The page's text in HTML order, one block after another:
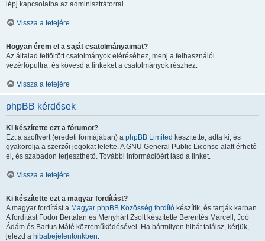
lépj kapcsolatba az adminisztrátorral.
Vissza a tetejére
Hogyan érem el a saját csatolmányaimat?
Az általad feltöltött csatolmányok eléréséhez, menj a felhasználói
vezérlőpultra, és kövesd a linkeket a csatolmányok részhez.
Vissza a tetejére
phpBB kérdések
Ki készítette ezt a fórumot?
Ezt a szoftvert (eredeti formájában) a phpBB Limited készítette, adta ki, és
gyakorolja a szerzői jogokat felette. A GNU General Public License alatt érhető
el, és szabadon terjeszthető. További információért lásd a linket.
Vissza a tetejére
Ki készítette ezt a magyar fordítást?
A magyar fordítást a Magyar phpBB Közösség fordító készítik, és tartják karban.
A fordítást Fodor Bertalan és Menyhárt Zsolt készítette Berentés Marcell, Joó
Ádám és Bartus Máté közreműködésével. Ha bármilyen hibát találsz, kérjük,
jelezd a hibabejelentőnkben.